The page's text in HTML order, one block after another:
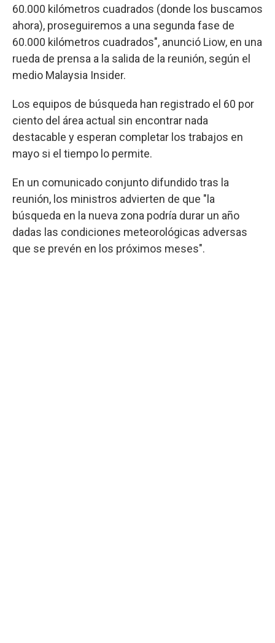
60.000 kilómetros cuadrados (donde los buscamos
ahora), proseguiremos a una segunda fase de
60.000 kilómetros cuadrados", anunció Liow, en una
rueda de prensa a la salida de la reunión, según el
medio Malaysia Insider.
Los equipos de búsqueda han registrado el 60 por
ciento del área actual sin encontrar nada
destacable y esperan completar los trabajos en
mayo si el tiempo lo permite.
En un comunicado conjunto difundido tras la
reunión, los ministros advierten de que "la
búsqueda en la nueva zona podría durar un año
dadas las condiciones meteorológicas adversas
que se prevén en los próximos meses".